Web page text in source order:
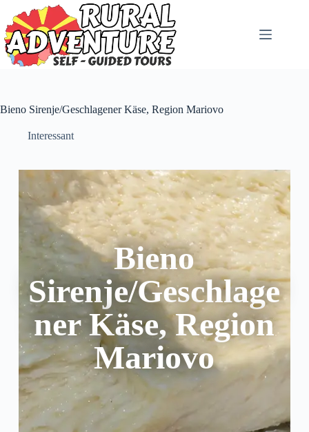
Bieno Sirenje/Geschlagener Käse, Region Mariovo
Interessant
Bieno
Sirenje/Geschlage
ner Käse, Region
Mariovo